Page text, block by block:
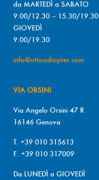
da MARTEDÌ a SABATO
9.00/12.30 – 15.30/19.30
GIOVEDÌ
9.00/19.30
info@otticadiopter.com
VIA ORSINI
Via Angelo Orsini 47 R
16146 Genova
T. +39 010 315613
F. +39 010 317009
Da LUNEDÌ a GIOVEDÌ